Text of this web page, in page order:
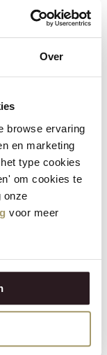
Over
browse ervaring
en marketing
type cookies
om cookies te
onze
voor meer
uur, met een
personen.
en naast
gemaakt. Na
film over het
tijd om zelf te
met de
kun je genieten
de non-